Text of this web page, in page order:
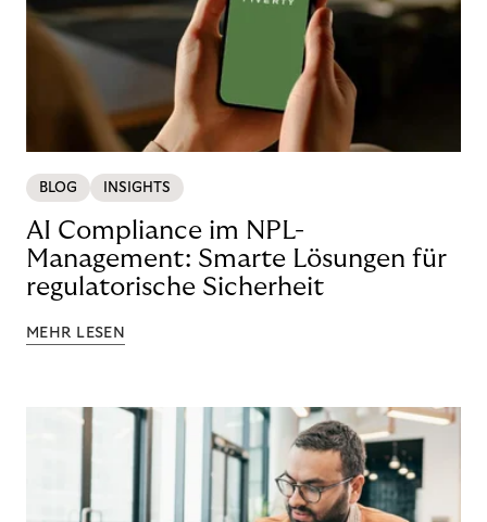
BLOG INSIGHTS
AI Compliance im NPL-
Management: Smarte Lösungen für
regulatorische Sicherheit
MEHR LESEN